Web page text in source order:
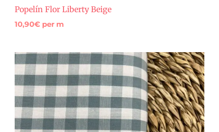
Popelín Flor Liberty Beige
10,90€ per m